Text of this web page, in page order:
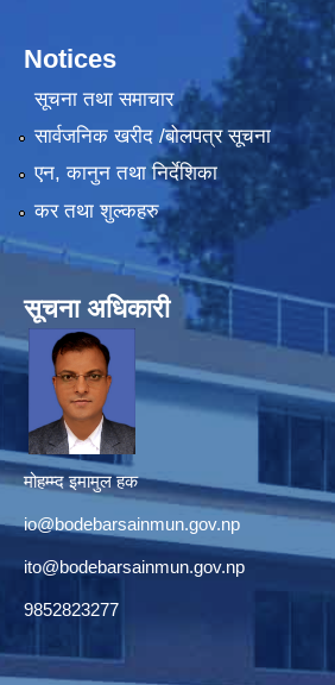
Notices
सूचना तथा समाचार
सार्वजनिक खरीद /बोलपत्र सूचना
एन, कानुन तथा निर्देशिका
कर तथा शुल्कहरु
सूचना अधिकारी
मोहम्म्द इमामुल हक
io@bodebarsainmun.gov.np
ito@bodebarsainmun.gov.np
9852823277